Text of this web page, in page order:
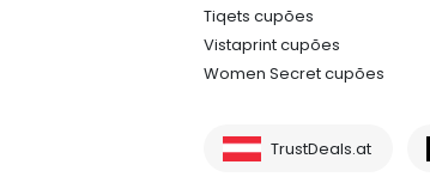
Tiqets cupões
Vistaprint cupões
Women Secret cupões
TrustDeals.at